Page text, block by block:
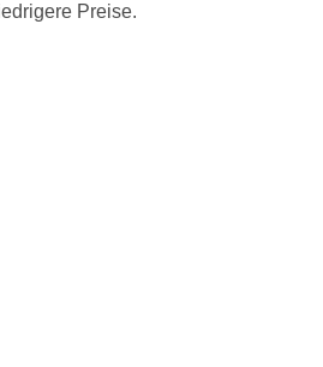
Preise.